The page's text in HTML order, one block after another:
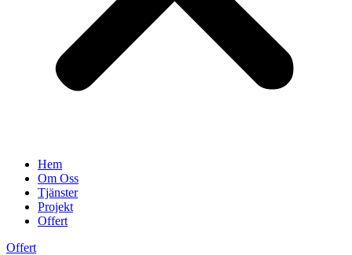
Hem
Om Oss
Tjänster
Projekt
Offert
Offert